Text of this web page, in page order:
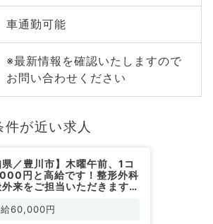
車通勤可能
※最新情報を確認いたしますので
お問い合わせください
が近い求人
県／豊川市】木曜午前、1コ
円と高給です！整形外科
来をご担当いただきます。
給60,000円